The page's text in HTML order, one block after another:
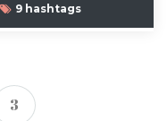
9 hashtags
3